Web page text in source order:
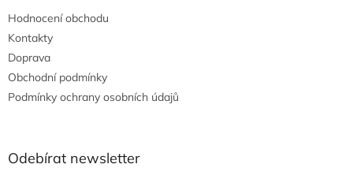
Hodnocení obchodu
Kontakty
Doprava
Obchodní podmínky
Podmínky ochrany osobních údajů
Odebírat newsletter